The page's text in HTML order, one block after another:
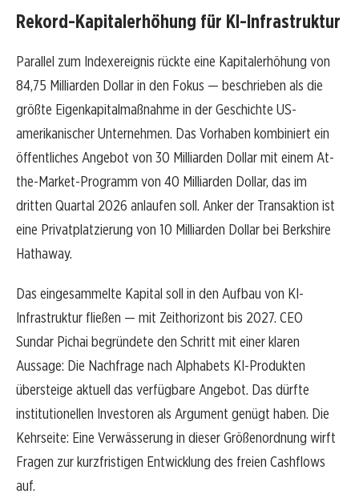
Rekord-Kapitalerhöhung für KI-Infrastruktur
Parallel zum Indexereignis rückte eine Kapitalerhöhung von
84,75 Milliarden Dollar in den Fokus — beschrieben als die
größte Eigenkapitalmaßnahme in der Geschichte US-
amerikanischer Unternehmen. Das Vorhaben kombiniert ein
öffentliches Angebot von 30 Milliarden Dollar mit einem At-
the-Market-Programm von 40 Milliarden Dollar, das im
dritten Quartal 2026 anlaufen soll. Anker der Transaktion ist
eine Privatplatzierung von 10 Milliarden Dollar bei Berkshire
Hathaway.
Das eingesammelte Kapital soll in den Aufbau von KI-
Infrastruktur fließen — mit Zeithorizont bis 2027. CEO
Sundar Pichai begründete den Schritt mit einer klaren
Aussage: Die Nachfrage nach Alphabets KI-Produkten
übersteige aktuell das verfügbare Angebot. Das dürfte
institutionellen Investoren als Argument genügt haben. Die
Kehrseite: Eine Verwässerung in dieser Größenordnung wirft
Fragen zur kurzfristigen Entwicklung des freien Cashflows
auf.